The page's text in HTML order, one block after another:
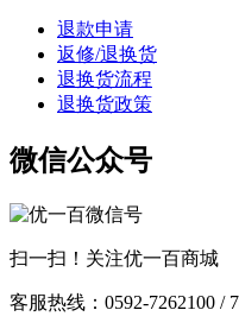
退款申请
返修/退换货
退换货流程
退换货政策
微信公众号
扫一扫！关注优一百商城
客服热线：0592-7262100 /